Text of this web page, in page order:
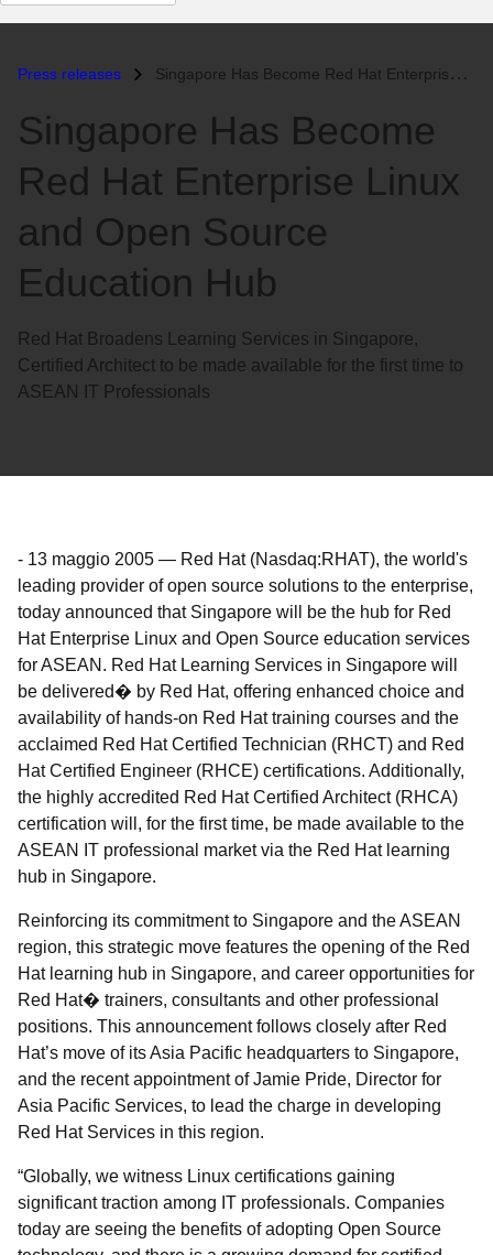
lingua
Press releases Singapore Has Become Red Hat Enterprise Linux and Open Source Educatio...
Singapore Has Become
Red Hat Enterprise Linux
and Open Source
Education Hub
Red Hat Broadens Learning Services in Singapore,
Certified Architect to be made available for the first time to
ASEAN IT Professionals
- 13 maggio 2005 — Red Hat (Nasdaq:RHAT), the world's
leading provider of open source solutions to the enterprise,
today announced that Singapore will be the hub for Red
Hat Enterprise Linux and Open Source education services
for ASEAN. Red Hat Learning Services in Singapore will
be delivered� by Red Hat, offering enhanced choice and
availability of hands-on Red Hat training courses and the
acclaimed Red Hat Certified Technician (RHCT) and Red
Hat Certified Engineer (RHCE) certifications. Additionally,
the highly accredited Red Hat Certified Architect (RHCA)
certification will, for the first time, be made available to the
ASEAN IT professional market via the Red Hat learning
hub in Singapore.
Reinforcing its commitment to Singapore and the ASEAN
region, this strategic move features the opening of the Red
Hat learning hub in Singapore, and career opportunities for
Red Hat� trainers, consultants and other professional
positions. This announcement follows closely after Red
Hat’s move of its Asia Pacific headquarters to Singapore,
and the recent appointment of Jamie Pride, Director for
Asia Pacific Services, to lead the charge in developing
Red Hat Services in this region.
“Globally, we witness Linux certifications gaining
significant traction among IT professionals. Companies
today are seeing the benefits of adopting Open Source